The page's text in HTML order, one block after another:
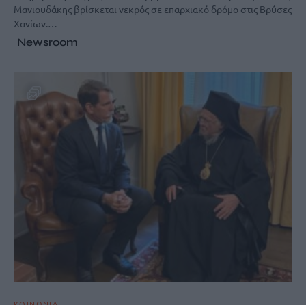
Μανιουδάκης βρίσκεται νεκρός σε επαρχιακό δρόμο στις Βρύσες
Χανίων.…
Newsroom